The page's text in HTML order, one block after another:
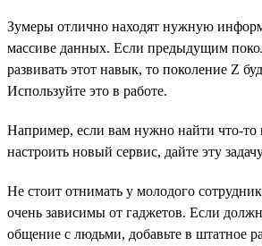
Зумеры отлично находят нужную
массиве данных. Если предыдущим
развивать этот навык, то поколение Z
Используйте это в работе.
Например, если вам нужно найти что-то
настроить новый сервис, дайте эту
Не стоит отнимать у молодого
очень зависимы от гаджетов. Если
общение с людьми, добавьте в штатное